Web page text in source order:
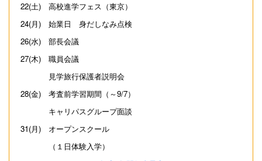
22(土) 高校進学フェス（東京）
24(月) 始業日 身だしなみ点検
26(水) 部長会議
27(木) 職員会議
見学旅行保護者説明会
28(金) 考査前学習期間（～9/7）
キャリパスグループ面談
31(月) オープンスクール
（１日体験入学）